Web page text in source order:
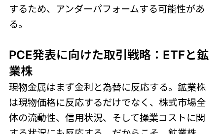
するため、アンダーパフォームする可能性があ
る。
PCE発表に向けた取引戦略：ETFと鉱
業株
現物金属はまず金利と為替に反応する。鉱業株
は現物価格に反応するだけでなく、株式市場全
体の流動性、信用状況、そして操業コストに関